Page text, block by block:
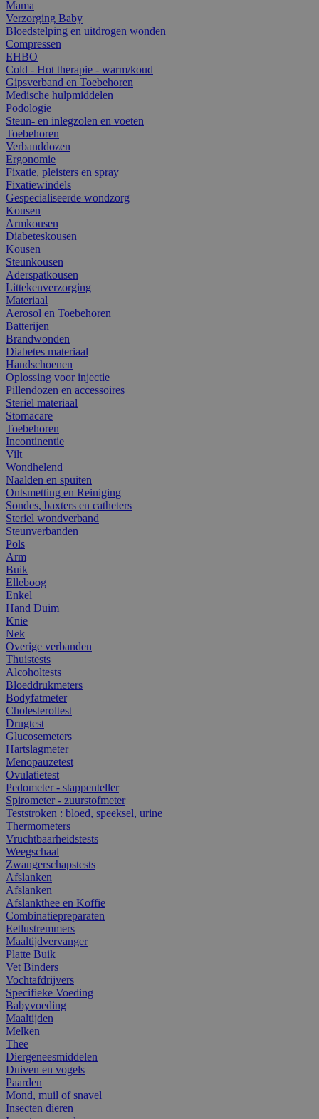
Mama
Verzorging Baby
Bloedstelping en uitdrogen wonden
Compressen
EHBO
Cold - Hot therapie - warm/koud
Gipsverband en Toebehoren
Medische hulpmiddelen
Podologie
Steun- en inlegzolen en voeten
Toebehoren
Verbanddozen
Ergonomie
Fixatie, pleisters en spray
Fixatiewindels
Gespecialiseerde wondzorg
Kousen
Armkousen
Diabeteskousen
Kousen
Steunkousen
Aderspatkousen
Littekenverzorging
Materiaal
Aerosol en Toebehoren
Batterijen
Brandwonden
Diabetes materiaal
Handschoenen
Oplossing voor injectie
Pillendozen en accessoires
Steriel materiaal
Stomacare
Toebehoren
Incontinentie
Vilt
Wondhelend
Naalden en spuiten
Ontsmetting en Reiniging
Sondes, baxters en catheters
Steriel wondverband
Steunverbanden
Pols
Arm
Buik
Elleboog
Enkel
Hand Duim
Knie
Nek
Overige verbanden
Thuistests
Alcoholtests
Bloeddrukmeters
Bodyfatmeter
Cholesteroltest
Drugtest
Glucosemeters
Hartslagmeter
Menopauzetest
Ovulatietest
Pedometer - stappenteller
Spirometer - zuurstofmeter
Teststroken : bloed, speeksel, urine
Thermometers
Vruchtbaarheidstests
Weegschaal
Zwangerschapstests
Afslanken
Afslanken
Afslankthee en Koffie
Combinatiepreparaten
Eetlustremmers
Maaltijdvervanger
Platte Buik
Vet Binders
Vochtafdrijvers
Specifieke Voeding
Babyvoeding
Maaltijden
Melken
Thee
Diergeneesmiddelen
Duiven en vogels
Paarden
Mond, muil of snavel
Insecten dieren